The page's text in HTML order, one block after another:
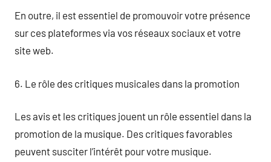
En outre, il est essentiel de promouvoir votre présence
sur ces plateformes via vos réseaux sociaux et votre
site web.
6. Le rôle des critiques musicales dans la promotion
Les avis et les critiques jouent un rôle essentiel dans la
promotion de la musique. Des critiques favorables
peuvent susciter l’intérêt pour votre musique.